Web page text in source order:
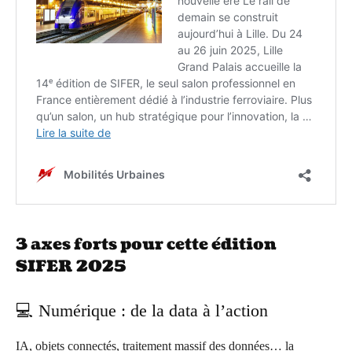
3 axes forts pour cette édition
SIFER 2025
💻 Numérique : de la data à l’action
IA, objets connectés, traitement massif des données… la